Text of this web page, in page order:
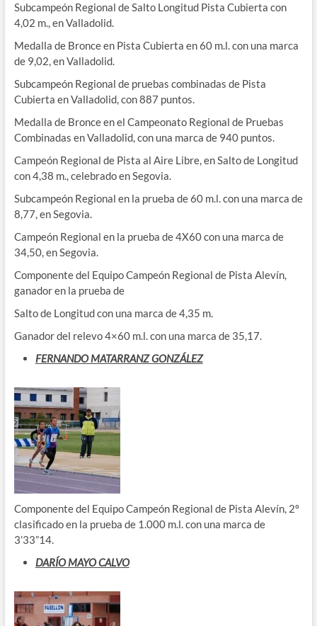
Subcampeón Regional de Salto Longitud Pista Cubierta con
4,02 m., en Valladolid.
Medalla de Bronce en Pista Cubierta en 60 m.l. con una marca
de 9,02, en Valladolid.
Subcampeón Regional de pruebas combinadas de Pista
Cubierta en Valladolid, con 887 puntos.
Medalla de Bronce en el Campeonato Regional de Pruebas
Combinadas en Valladolid, con una marca de 940 puntos.
Campeón Regional de Pista al Aire Libre, en Salto de Longitud
con 4,38 m., celebrado en Segovia.
Subcampeón Regional en la prueba de 60 m.l. con una marca de
8,77, en Segovia.
Campeón Regional en la prueba de 4X60 con una marca de
34,50, en Segovia.
Componente del Equipo Campeón Regional de Pista Alevín,
ganador en la prueba de
Salto de Longitud con una marca de 4,35 m.
Ganador del relevo 4×60 m.l. con una marca de 35,17.
FERNANDO MATARRANZ GONZÁLEZ
Componente del Equipo Campeón Regional de Pista Alevín, 2º
clasificado en la prueba de 1.000 m.l. con una marca de
3’33”14.
DARÍO MAYO CALVO